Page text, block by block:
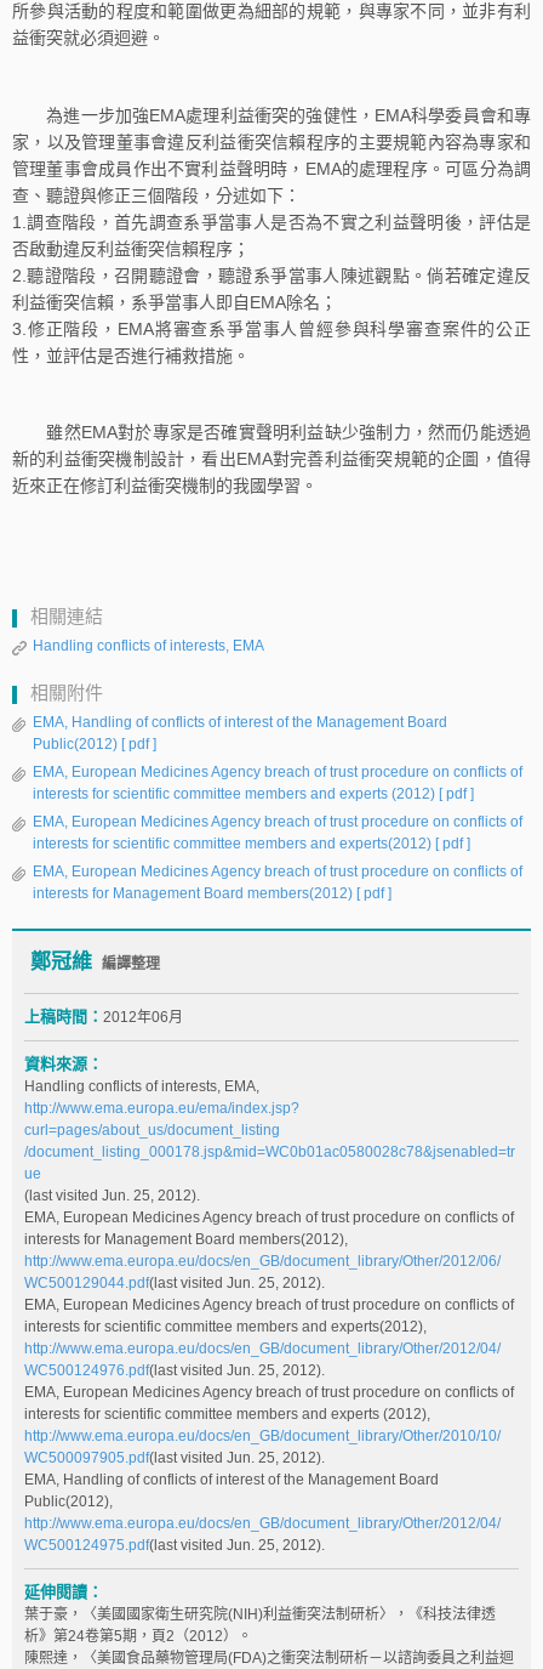
所參與活動的程度和範圍做更為細部的規範，與專家不同，並非有利
益衝突就必須迴避。
為進一步加強EMA處理利益衝突的強健性，EMA科學委員會和專
家，以及管理董事會違反利益衝突信賴程序的主要規範內容為專家和
管理董事會成員作出不實利益聲明時，EMA的處理程序。可區分為調
查、聽證與修正三個階段，分述如下：
1.調查階段，首先調查系爭當事人是否為不實之利益聲明後，評估是
否啟動違反利益衝突信賴程序；
2.聽證階段，召開聽證會，聽證系爭當事人陳述觀點。倘若確定違反
利益衝突信賴，系爭當事人即自EMA除名；
3.修正階段，EMA將審查系爭當事人曾經參與科學審查案件的公正
性，並評估是否進行補救措施。
雖然EMA對於專家是否確實聲明利益缺少強制力，然而仍能透過
新的利益衝突機制設計，看出EMA對完善利益衝突規範的企圖，值得
近來正在修訂利益衝突機制的我國學習。
相關連結
Handling conflicts of interests, EMA
相關附件
EMA, Handling of conflicts of interest of the Management Board
Public(2012) [ pdf ]
EMA, European Medicines Agency breach of trust procedure on conflicts of
interests for scientific committee members and experts (2012) [ pdf ]
EMA, European Medicines Agency breach of trust procedure on conflicts of
interests for scientific committee members and experts(2012) [ pdf ]
EMA, European Medicines Agency breach of trust procedure on conflicts of
interests for Management Board members(2012) [ pdf ]
鄭冠維 編譯整理
上稿時間： 2012年06月
資料來源：
Handling conflicts of interests, EMA,
http://www.ema.europa.eu/ema/index.jsp?
curl=pages/about_us/document_listing
/document_listing_000178.jsp&mid=WC0b01ac0580028c78&jsenabled=tr
ue
(last visited Jun. 25, 2012).
EMA, European Medicines Agency breach of trust procedure on conflicts of
interests for Management Board members(2012),
http://www.ema.europa.eu/docs/en_GB/document_library/Other/2012/06/
WC500129044.pdf(last visited Jun. 25, 2012).
EMA, European Medicines Agency breach of trust procedure on conflicts of
interests for scientific committee members and experts(2012),
http://www.ema.europa.eu/docs/en_GB/document_library/Other/2012/04/
WC500124976.pdf(last visited Jun. 25, 2012).
EMA, European Medicines Agency breach of trust procedure on conflicts of
interests for scientific committee members and experts (2012),
http://www.ema.europa.eu/docs/en_GB/document_library/Other/2010/10/
WC500097905.pdf(last visited Jun. 25, 2012).
EMA, Handling of conflicts of interest of the Management Board
Public(2012),
http://www.ema.europa.eu/docs/en_GB/document_library/Other/2012/04/
WC500124975.pdf(last visited Jun. 25, 2012).
延伸閱讀：
葉于豪，〈美國國家衛生研究院(NIH)利益衝突法制研析〉，《科技法律透
析》第24卷第5期，頁2（2012）。
陳熙達，〈美國食品藥物管理局(FDA)之衝突法制研析－以諮詢委員之利益迴